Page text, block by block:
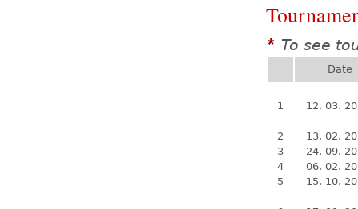
* To see
Date
1 12. 03.
2
13. 02.
3
24. 09.
4
06. 02.
5
15. 10.